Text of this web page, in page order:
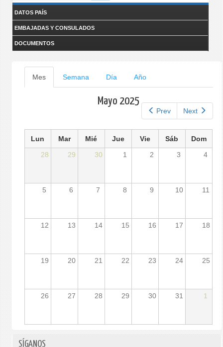
de
búsqueda
DATOS PAÍS
EMBAJADAS Y CONSULADOS
DOCUMENTOS
Solapas
principales
Mes(solapa
activa)
Semana Día Año
Prev Next
Mayo 2025
Lun Mar Mié Jue Vie Sáb
Dom
28
29 30 1 2 3 4
5 6 7 8 9 10 11
12 13 14 15 16 17 18
19 20 21 22 23 24 25
26 27 28 29 30 31 1
SÍGANOS